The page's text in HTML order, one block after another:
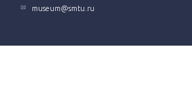
museum@smtu.ru